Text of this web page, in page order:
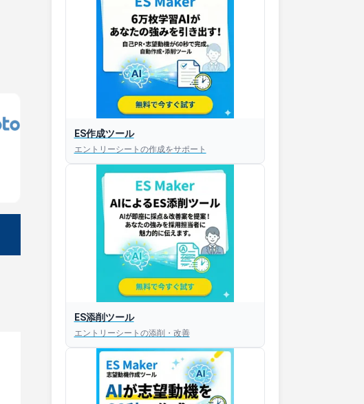
ES作成ツール
エントリーシートの作成をサポート
ES添削ツール
エントリーシートの添削・改善